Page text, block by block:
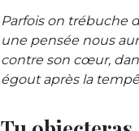
Parfois on trébuche
une pensée nous
contre son cœur,
égout après la